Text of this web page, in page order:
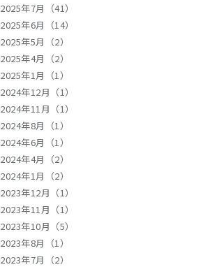
2025年7月（41）
2025年6月（14）
2025年5月（2）
2025年4月（2）
2025年1月（1）
2024年12月（1）
2024年11月（1）
2024年8月（1）
2024年6月（1）
2024年4月（2）
2024年1月（2）
2023年12月（1）
2023年11月（1）
2023年10月（5）
2023年8月（1）
2023年7月（2）